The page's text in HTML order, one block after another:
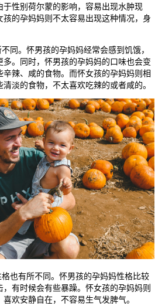
于性别荷尔蒙的影响，容易出现水肿现
孩的孕妈妈则不太容易出现这种情况，身
。怀男孩的孕妈妈经常会感到饥饿，
多。同时，怀男孩的孕妈妈的口味也会变
辣、咸的食物。而怀女孩的孕妈妈则相
淡的食物，不太喜欢吃辣的或者咸的。
有所不同。怀男孩的孕妈妈性格比较
有时候会有些暴躁。怀女孩的孕妈妈则
欢安静自在，不容易生气发脾气。